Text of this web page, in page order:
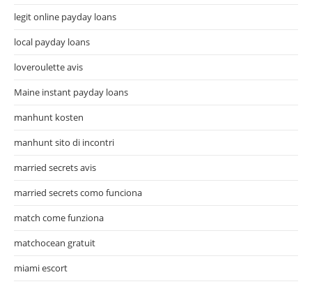
legit online payday loans
local payday loans
loveroulette avis
Maine instant payday loans
manhunt kosten
manhunt sito di incontri
married secrets avis
married secrets como funciona
match come funziona
matchocean gratuit
miami escort